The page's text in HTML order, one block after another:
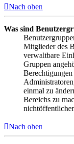
Nach oben
Was sind
Mitglieder des
verwaltbare
Gruppen
einmal zu
Bereichs zu
Nach oben